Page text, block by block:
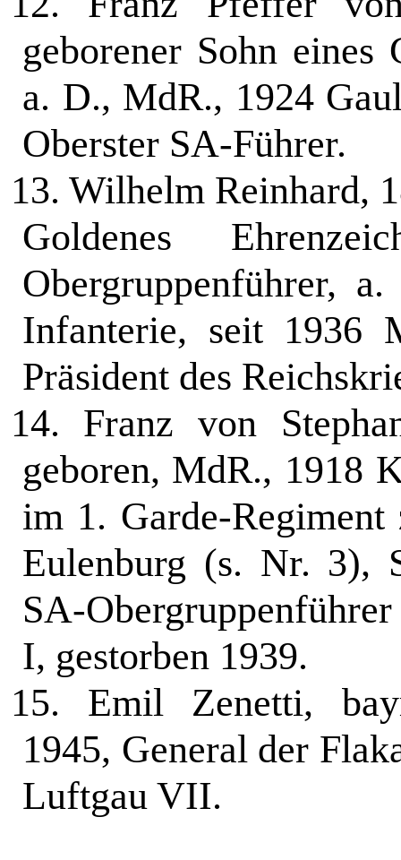
geborener Sohn eines
a. D., MdR., 1924
Oberster SA-Führer.
13. Wilhelm Reinhard,
Goldenes
Obergruppenführer,
Infanterie, seit 1936
Präsident des
14. Franz von
geboren, MdR., 1918
im 1. Garde-
Eulenburg (s. Nr. 3),
SA-
I, gestorben 1939.
15. Emil Zenetti,
1945, General der
Luftgau VII.